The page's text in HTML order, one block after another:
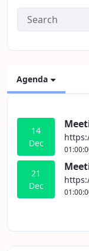
Agenda
14
Dec
21
Dec